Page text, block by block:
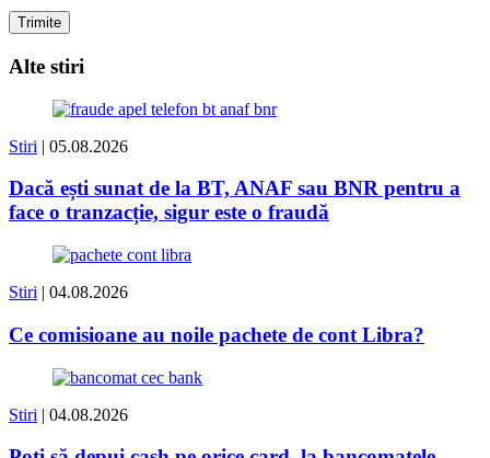
Alte stiri
Stiri | 05.08.2026
Dacă ești sunat de la BT, ANAF sau BNR pentru a
face o tranzacție, sigur este o fraudă
Stiri | 04.08.2026
Ce comisioane au noile pachete de cont Libra?
Stiri | 04.08.2026